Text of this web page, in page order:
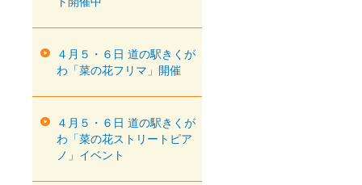
４月５・６日 道の駅きくが
わ「菜の花フリマ」開催
４月５・６日 道の駅きくが
わ「菜の花ストリートピア
ノ」イベント